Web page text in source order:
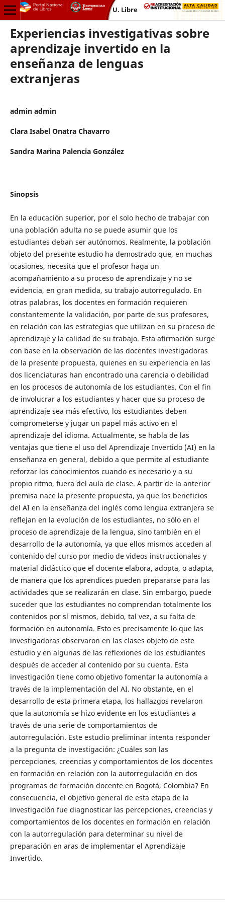
U. Libre
Experiencias investigativas sobre
aprendizaje invertido en la
enseñanza de lenguas
extranjeras
admin admin
Clara Isabel Onatra Chavarro
Sandra Marina Palencia González
Sinopsis
En la educación superior, por el solo hecho de trabajar con
una población adulta no se puede asumir que los
estudiantes deban ser autónomos. Realmente, la población
objeto del presente estudio ha demostrado que, en muchas
ocasiones, necesita que el profesor haga un
acompañamiento a su proceso de aprendizaje y no se
evidencia, en gran medida, su trabajo autorregulado. En
otras palabras, los docentes en formación requieren
constantemente la validación, por parte de sus profesores,
en relación con las estrategias que utilizan en su proceso de
aprendizaje y la calidad de su trabajo. Esta afirmación surge
con base en la observación de las docentes investigadoras
de la presente propuesta, quienes en su experiencia en las
dos licenciaturas han encontrado una carencia o debilidad
en los procesos de autonomía de los estudiantes. Con el fin
de involucrar a los estudiantes y hacer que su proceso de
aprendizaje sea más efectivo, los estudiantes deben
comprometerse y jugar un papel más activo en el
aprendizaje del idioma. Actualmente, se habla de las
ventajas que tiene el uso del Aprendizaje Invertido (AI) en la
enseñanza en general, debido a que permite al estudiante
reforzar los conocimientos cuando es necesario y a su
propio ritmo, fuera del aula de clase. A partir de la anterior
premisa nace la presente propuesta, ya que los beneficios
del AI en la enseñanza del inglés como lengua extranjera se
reflejan en la evolución de los estudiantes, no sólo en el
proceso de aprendizaje de la lengua, sino también en el
desarrollo de la autonomía, ya que ellos mismos acceden al
contenido del curso por medio de videos instruccionales y
material didáctico que el docente elabora, adopta, o adapta,
de manera que los aprendices pueden prepararse para las
actividades que se realizarán en clase. Sin embargo, puede
suceder que los estudiantes no comprendan totalmente los
contenidos por sí mismos, debido, tal vez, a su falta de
formación en autonomía. Esto es precisamente lo que las
investigadoras observaron en las clases objeto de este
estudio y en algunas de las reflexiones de los estudiantes
después de acceder al contenido por su cuenta. Esta
investigación tiene como objetivo fomentar la autonomía a
través de la implementación del AI. No obstante, en el
desarrollo de esta primera etapa, los hallazgos revelaron
que la autonomía se hizo evidente en los estudiantes a
través de una serie de comportamientos de
autorregulación. Este estudio preliminar intenta responder
a la pregunta de investigación: ¿Cuáles son las
percepciones, creencias y comportamientos de los docentes
en formación en relación con la autorregulación en dos
programas de formación docente en Bogotá, Colombia? En
consecuencia, el objetivo general de esta etapa de la
investigación fue diagnosticar las percepciones, creencias y
comportamientos de los docentes en formación en relación
con la autorregulación para determinar su nivel de
preparación en aras de implementar el Aprendizaje
Invertido.